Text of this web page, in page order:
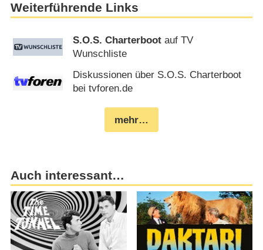
Weiterführende Links
S.O.S. Charterboot auf TV
Wunschliste
Diskussionen über S.O.S. Charterboot
bei tvforen.de
mehr…
Auch interessant…